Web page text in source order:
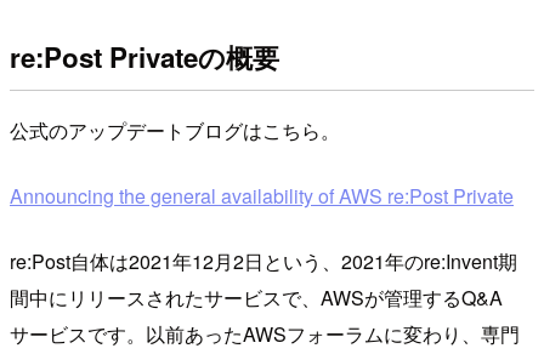
re:Post Privateの概要
公式のアップデートブログはこちら。
Announcing the general availability of AWS re:Post Private
re:Post自体は2021年12月2日という、2021年のre:Invent期
間中にリリースされたサービスで、AWSが管理するQ&A
サービスです。以前あったAWSフォーラムに変わり、専門